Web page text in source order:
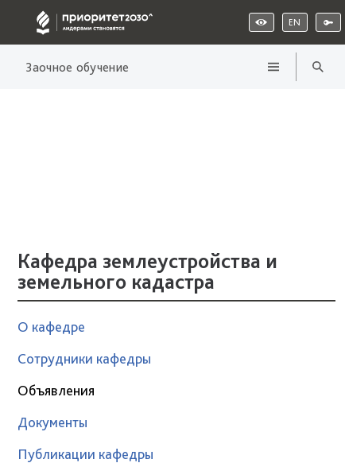
EN
Заочное обучение
Кафедра землеустройства и
земельного кадастра
О кафедре
Сотрудники кафедры
Объявления
Документы
Публикации кафедры